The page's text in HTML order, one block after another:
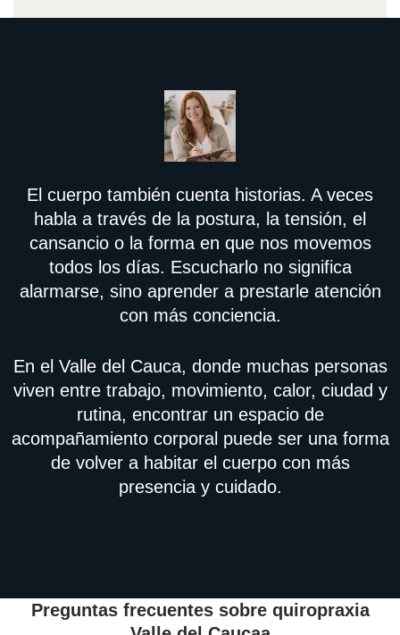
El cuerpo también cuenta historias. A veces
habla a través de la postura, la tensión, el
cansancio o la forma en que nos movemos
todos los días. Escucharlo no significa
alarmarse, sino aprender a prestarle atención
con más conciencia.
En el Valle del Cauca, donde muchas personas
viven entre trabajo, movimiento, calor, ciudad y
rutina, encontrar un espacio de
acompañamiento corporal puede ser una forma
de volver a habitar el cuerpo con más
presencia y cuidado.
Preguntas frecuentes sobre quiropraxia